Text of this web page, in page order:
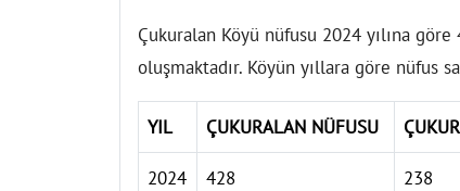
Çukuralan Köyü nüfusu 2024 yılına
oluşmaktadır. Köyün yıllara göre nüfus
YIL ÇUKURALAN NÜFUSU
2024 428 238